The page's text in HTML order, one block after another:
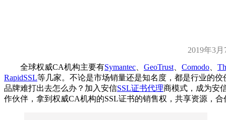
2019年3月
全球权威CA机构主要有Symantec GeoTrust Comodo
RapidSSL等几家。不论是市场销量还是知名度，都是行业的佼
品牌难打出去怎么办？加入安信SSL证书代理商模式，成为安
作伙伴，拿到权威CA机构的SSL证书的销售权，共享资源，合